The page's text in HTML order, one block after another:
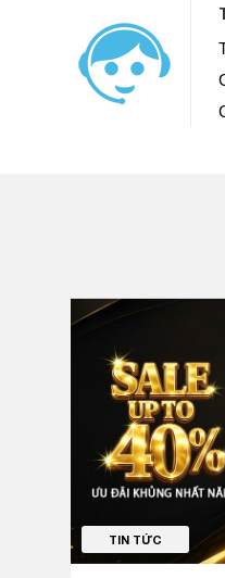
Cầu thủ:
Đăng Quang
nhân viên rất
TIN TỨC